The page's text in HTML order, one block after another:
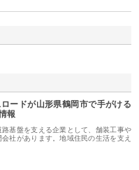
ードが山形県鶴岡市で手がける
報
基盤を支える企業として、舗装工事や
社があります。地域住民の生活を支え